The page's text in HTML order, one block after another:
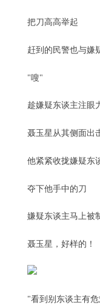
把刀高高举起
赶到的民警也与嫌
"嗖"
趁嫌疑东谈主注眼
聂玉星从其侧面出
他紧紧收拢嫌疑东
夺下他手中的刀
嫌疑东谈主马上被
聂玉星，好样的！
"看到别东谈主有